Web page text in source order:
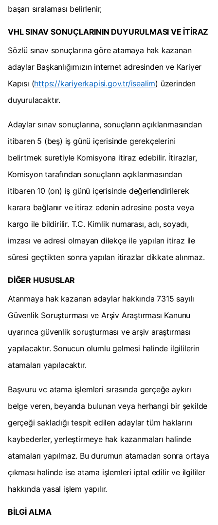
başarı sıralaması belirlenir,
VHL SINAV SONUÇLARININ DUYURULMASI VE İTİRAZ
Sözlü sınav sonuçlarına göre atamaya hak kazanan
adaylar Başkanlığımızın internet adresinden ve Kariyer
Kapısı (https://kariyerkapisi.gov.tr/isealim) üzerinden
duyurulacaktır.
Adaylar sınav sonuçlarına, sonuçların açıklanmasından
itibaren 5 (beş) iş günü içerisinde gerekçelerini
belirtmek suretiyle Komisyona itiraz edebilir. İtirazlar,
Komisyon tarafından sonuçların açıklanmasından
itibaren 10 (on) iş günü içerisinde değerlendirilerek
karara bağlanır ve itiraz edenin adresine posta veya
kargo ile bildirilir. T.C. Kimlik numarası, adı, soyadı,
imzası ve adresi olmayan dilekçe ile yapılan itiraz ile
süresi geçtikten sonra yapılan itirazlar dikkate alınmaz.
DİĞER HUSUSLAR
Atanmaya hak kazanan adaylar hakkında 7315 sayılı
Güvenlik Soruşturması ve Arşiv Araştırması Kanunu
uyarınca güvenlik soruşturması ve arşiv araştırması
yapılacaktır. Sonucun olumlu gelmesi halinde ilgililerin
atamaları yapılacaktır.
Başvuru vc atama işlemleri sırasında gerçeğe aykırı
belge veren, beyanda bulunan veya herhangi bir şekilde
gerçeği sakladığı tespit edilen adaylar tüm haklarını
kaybederler, yerleştirmeye hak kazanmaları halinde
atamaları yapılmaz. Bu durumun atamadan sonra ortaya
çıkması halinde ise atama işlemleri iptal edilir ve ilgililer
hakkında yasal işlem yapılır.
BİLGİ ALMA